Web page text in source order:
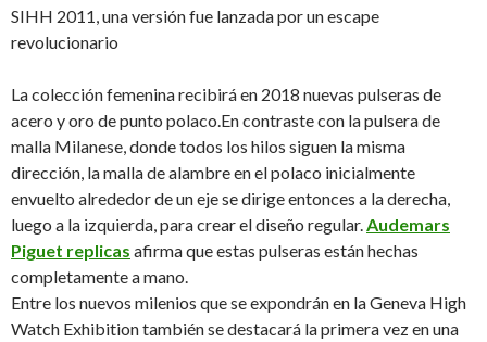
SIHH 2011, una versión fue lanzada por un escape
revolucionario
La colección femenina recibirá en 2018 nuevas pulseras de
acero y oro de punto polaco.En contraste con la pulsera de
malla Milanese, donde todos los hilos siguen la misma
dirección, la malla de alambre en el polaco inicialmente
envuelto alrededor de un eje se dirige entonces a la derecha,
luego a la izquierda, para crear el diseño regular.Audemars
Piguet replicas afirma que estas pulseras están hechas
completamente a mano.
Entre los nuevos milenios que se expondrán en la Geneva High
Watch Exhibition también se destacará la primera vez en una